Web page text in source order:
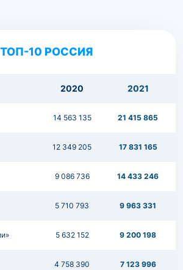
ТОП-10 РОССИЯ
2020 2021
14 563 135 21 415 865
12 349 205 17 831 165
9 086 736 14 433 246
5 710 793 9 963 331
5 632 152 9 200 198
4 758 390 7 123 996